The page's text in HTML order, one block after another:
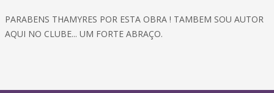
PARABENS THAMYRES POR ESTA OBRA ! TAMBEM SOU AUTOR
AQUI NO CLUBE... UM FORTE ABRAÇO.